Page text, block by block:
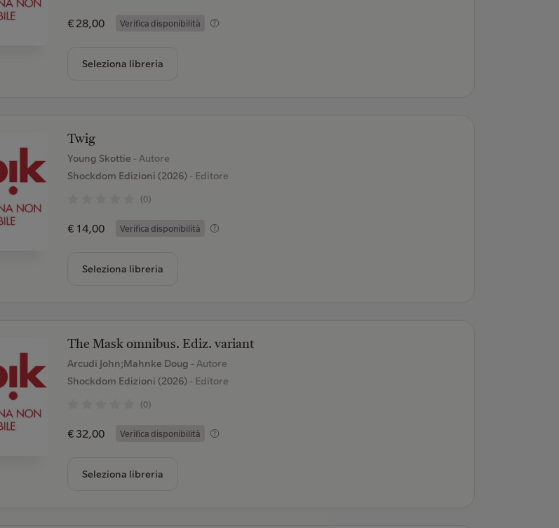
€ 28,00 Verifica disponibilità
Seleziona libreria
Twig
Young Skottie - Autore
Shockdom Edizioni (2026)- Editore
(0)
€ 14,00 Verifica disponibilità
Seleziona libreria
The Mask omnibus. Ediz. variant
Arcudi John;Mahnke Doug - Autore
Shockdom Edizioni (2026)- Editore
(0)
€ 32,00 Verifica disponibilità
Seleziona libreria